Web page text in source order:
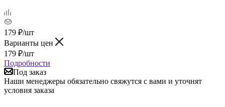
179 ₽/шт
Варианты цен
179 ₽/шт
Подробности
Под заказ
Наши менеджеры обязательно свяжутся с вами и уточнят
условия заказа